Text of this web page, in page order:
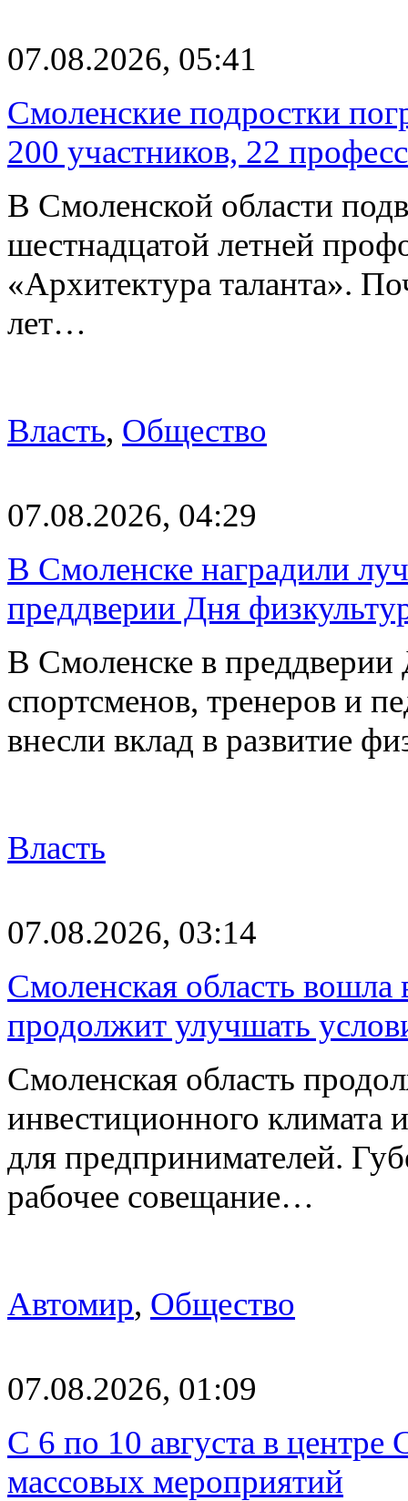
07.08.2026, 05:41
Смоленские подростки
200 участников, 22
В Смоленской области
шестнадцатой летней
«Архитектура таланта».
лет…
Власть, Общество
07.08.2026, 04:29
В Смоленске наградили
преддверии Дня
В Смоленске в преддверии
спортсменов, тренеров и
внесли вклад в развитие
Власть
07.08.2026, 03:14
Смоленская область
продолжит улучшать
Смоленская область
инвестиционного климата
для предпринимателей.
рабочее совещание…
Автомир, Общество
07.08.2026, 01:09
С 6 по 10 августа в центре
массовых мероприятий